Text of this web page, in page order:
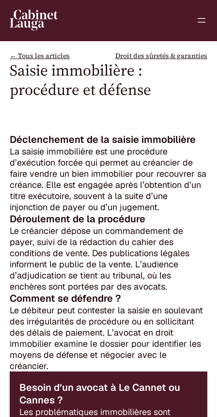
← Tous les articles Droit des sûretés & garanties
Saisie immobilière :
procédure et défense
Déclenchement de la saisie immobilière
La saisie immobilière est une procédure
d’exécution forcée qui permet au créancier de
faire vendre un bien immobilier pour recouvrer sa
créance. Elle est engagée après l’obtention d’un
titre exécutoire, souvent à la suite d’une
injonction de payer ou d’un jugement.
Déroulement de la procédure
Le créancier dépose un commandement de
payer, suivi de la rédaction du cahier des
conditions de vente. Des publications légales
informent le public de la vente. L’audience
d’adjudication se tient au tribunal, où les
enchères sont portées par des avocats.
Comment se défendre ?
Le débiteur peut contester la saisie en soulevant
des irrégularités de procédure ou en sollicitant
des délais de paiement. L’avocat en droit
immobilier examine le dossier pour identifier les
moyens de défense et négocier avec le
créancier.
Besoin d’un avocat à Le Cannet ou
Cannes ?
Les problématiques immobilières sont